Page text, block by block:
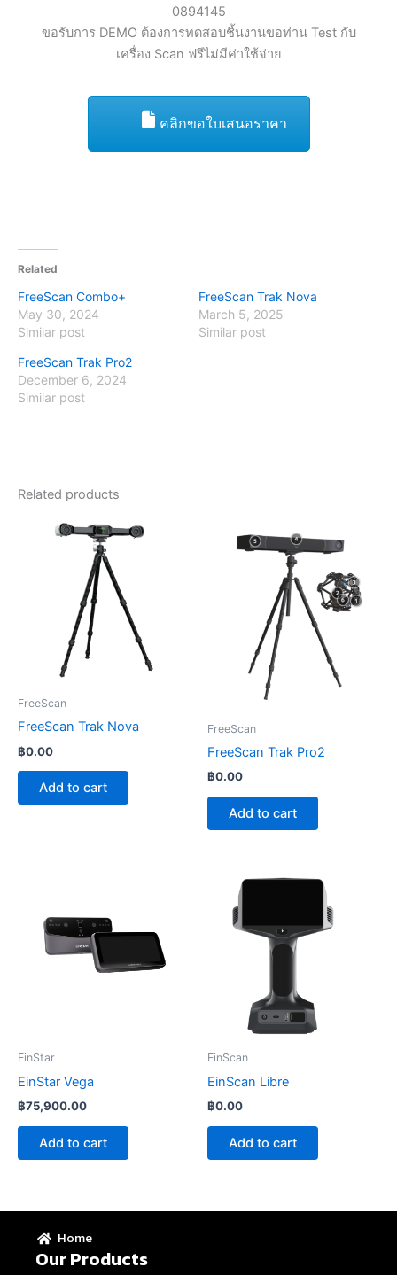
0894145
ขอรับการ DEMO ต้องการทดสอบชิ้นงานขอท่าน Test กับ
เครื่อง Scan ฟรีไม่มีค่าใช้จ่าย
คลิกขอใบเสนอราคา
Related
FreeScan Combo+
May 30, 2024
Similar post
FreeScan Trak Nova
March 5, 2025
Similar post
FreeScan Trak Pro2
December 6, 2024
Similar post
Related products
FreeScan
FreeScan Trak Nova
฿0.00
Add to cart
FreeScan
FreeScan Trak Pro2
฿0.00
Add to cart
EinStar
EinStar Vega
฿75,900.00
Add to cart
EinScan
EinScan Libre
฿0.00
Add to cart
Home
Our Products